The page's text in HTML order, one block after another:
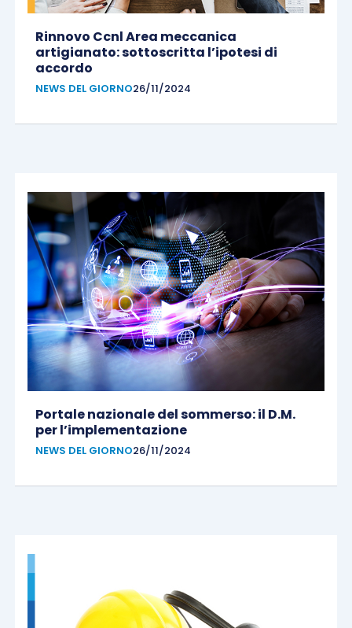
Rinnovo Ccnl Area meccanica
artigianato: sottoscritta l’ipotesi di
accordo
NEWS DEL GIORNO26/11/2024
Portale nazionale del sommerso: il D.M.
per l’implementazione
NEWS DEL GIORNO26/11/2024